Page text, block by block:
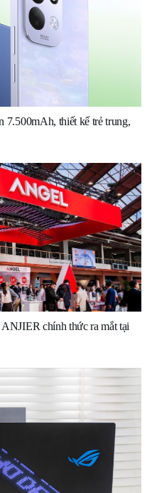
7.500mAh, thiết kế trẻ trung,
chính thức ra mắt tại